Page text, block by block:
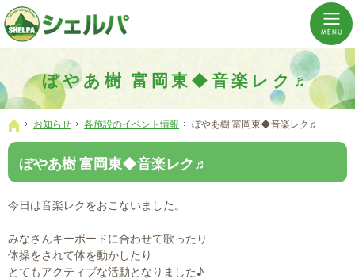
ぼやあ樹 富岡東◆音楽レク♬
介護の「通い・泊まり・訪問」から必要なものだけをご提供。介護のことならシェルパへ。
横浜市神奈川区 事業所数No,1の小規模多機能型居宅介護ぼやあ樹
ホーム
お知らせ 各施設のイベント情報 ぼやあ樹 富岡東◆音楽レク♬
ぼやあ樹 富岡東◆音楽レク♬
今日は音楽レクをおこないました。
みなさんキーボードに合わせて歌ったり
体操をされて体を動かしたり
とてもアクティブな活動となりました♪